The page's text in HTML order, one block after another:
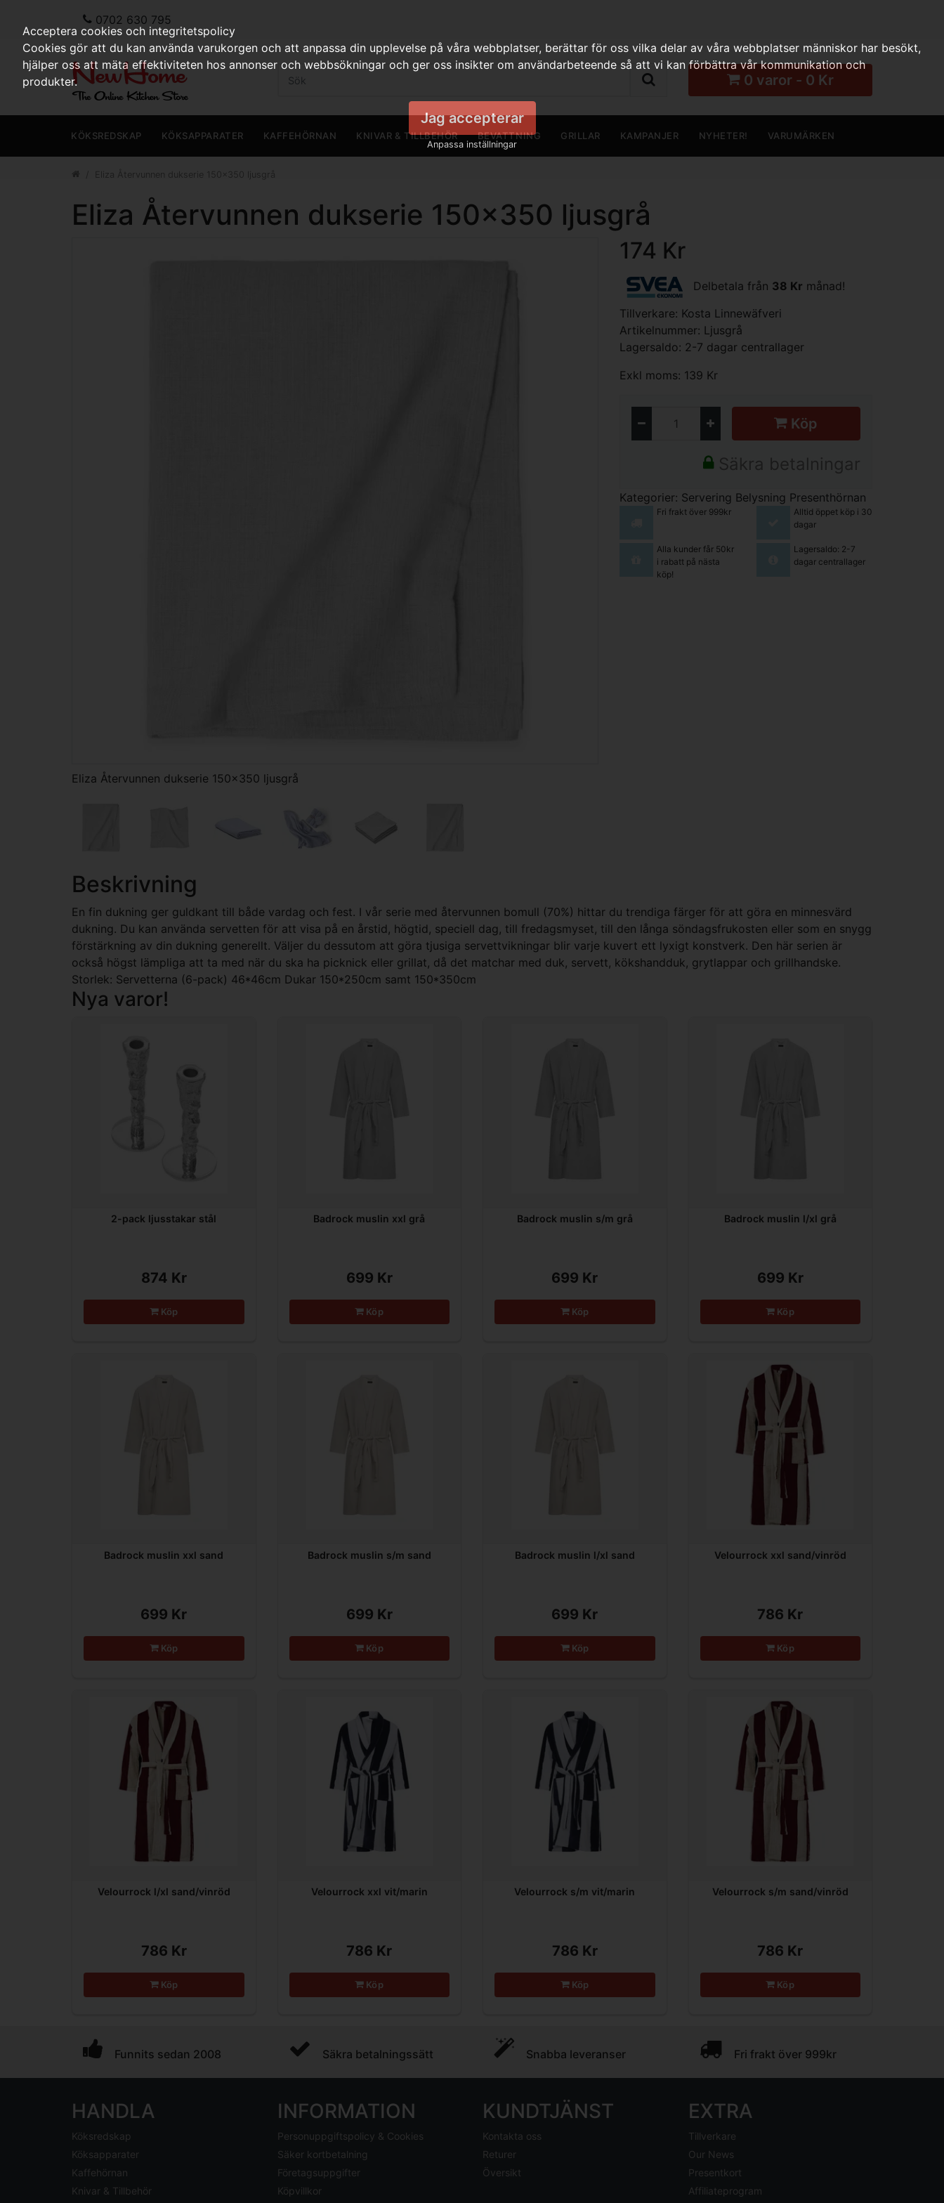
0702 630 795
0 varor - 0 Kr
KÖKSREDSKAP KÖKSAPPARATER KAFFEHÖRNAN KNIVAR & TILLBEHÖR BEVATTNING GRILLAR KAMPANJER NYHETER! VARUMÄRKEN
Eliza Återvunnen dukserie 150x350 ljusgrå
Eliza Återvunnen dukserie 150x350 ljusgrå
174 Kr
Delbetala från 38 Kr månad!
Tillverkare: Kosta Linnewäfveri
Artikelnummer: Ljusgrå
Lagersaldo: 2-7 dagar centrallager
Exkl moms: 139 Kr
Köp
Säkra betalningar
Kategorier: Servering Belysning Presenthörnan
Fri frakt över 999kr
Alltid öppet köp i 30
dagar
Alla kunder får 50kr
i rabatt på nästa
köp!
Lagersaldo: 2-7
dagar centrallager
Beskrivning
En fin dukning ger guldkant till både vardag och fest. I vår serie med återvunnen bomull (70%) hittar du trendiga färger för att göra en minnesvärd
dukning. Du kan använda servetten för att visa på en årstid, högtid, speciell dag, till fredagsmyset, till den långa söndagsfrukosten eller som en snygg
förstärkning av din dukning generellt. Väljer du dessutom att göra tjusiga servettvikningar blir varje kuvert ett lyxigt konstverk. Den här serien är
också högst lämpliga att ta med när du ska ha picknick eller grillat, då det matchar med duk, servett, kökshandduk, grytlappar och grillhandske.
Storlek: Servetterna (6-pack) 46*46cm Dukar 150*250cm samt 150*350cm
Nya varor!
2-pack ljusstakar stål
874 Kr
Köp
Badrock muslin xxl grå
699 Kr
Köp
Badrock muslin s/m grå
699 Kr
Köp
Badrock muslin l/xl grå
699 Kr
Köp
Badrock muslin xxl sand
699 Kr
Köp
Badrock muslin s/m sand
699 Kr
Köp
Badrock muslin l/xl sand
699 Kr
Köp
Velourrock xxl sand/vinröd
786 Kr
Köp
Velourrock l/xl sand/vinröd
786 Kr
Köp
Velourrock xxl vit/marin
786 Kr
Köp
Velourrock s/m vit/marin
786 Kr
Köp
Velourrock s/m sand/vinröd
786 Kr
Köp
Funnits sedan 2008 Säkra betalningssätt Snabba leveranser Fri frakt över 999kr
HANDLA
Köksredskap
Köksapparater
Kaffehörnan
Knivar & Tillbehör
INFORMATION
Personuppgiftspolicy & Cookies
Säker kortbetalning
Företagsuppgifter
Köpvillkor
KUNDTJÄNST
Kontakta oss
Returer
Översikt
EXTRA
Tillverkare
Our News
Presentkort
Affiliateprogram
Acceptera cookies och integritetspolicy
Cookies gör att du kan använda varukorgen och att anpassa din upplevelse på våra webbplatser, berättar för oss vilka delar av våra webbplatser människor har besökt,
hjälper oss att mäta effektiviteten hos annonser och webbsökningar och ger oss insikter om användarbeteende så att vi kan förbättra vår kommunikation och
produkter.
Jag accepterar
Anpassa inställningar